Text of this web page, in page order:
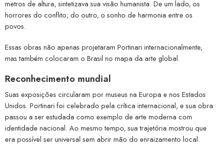
metros de altura, sintetizava sua visão humanista. De um lado, os
horrores do conflito; do outro, o sonho de harmonia entre os
povos.
Essas obras não apenas projetaram Portinari internacionalmente,
mas também colocaram o Brasil no mapa da arte global.
Reconhecimento mundial
Suas exposições circularam por museus na Europa e nos Estados
Unidos. Portinari foi celebrado pela crítica internacional, e sua obra
passou a ser estudada como exemplo de arte moderna com
identidade nacional. Ao mesmo tempo, sua trajetória mostrou que
era possível ser universal sem abrir mão do enraizamento local.